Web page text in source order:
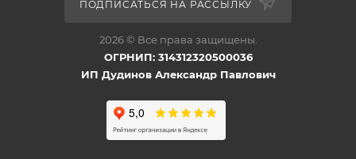
ПОДПИСАТЬСЯ НА РАССЫЛКУ
2026 © Все права защищены.
ОГРНИП: 314312320500036
ИП Дудинов Александр Павлович